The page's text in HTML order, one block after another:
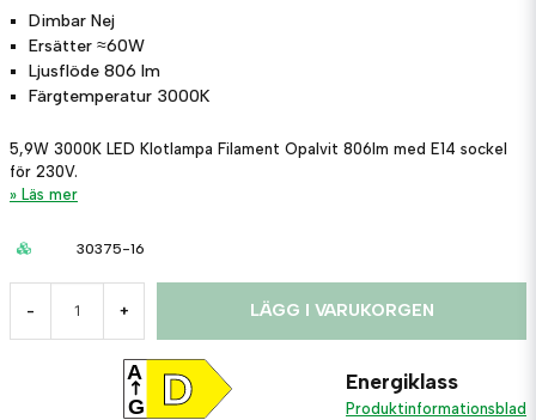
Dimbar Nej
Ersätter ≈60W
Ljusflöde 806 lm
Färgtemperatur 3000K
5,9W 3000K LED Klotlampa Filament Opalvit 806lm med E14 sockel
för 230V.
Läs mer
30375-16
- + LÄGG I VARUKORGEN
D
A
G
Energiklass
Produktinformationsblad